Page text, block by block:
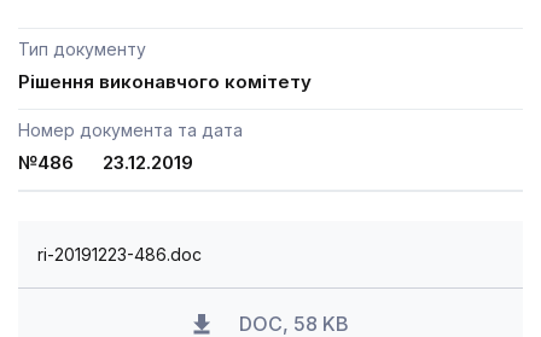
Тип документу
Рішення виконавчого комітету
Номер документа та дата
№486 23.12.2019
ri-20191223-486.doc
DOC, 58 KB